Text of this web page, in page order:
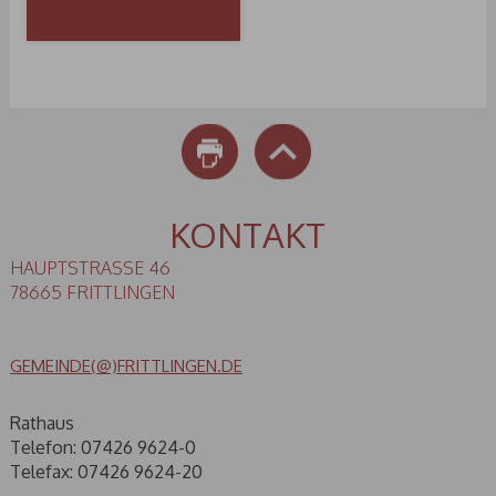
NACH OBEN
KONTAKT
HAUPTSTRASSE 46
78665 FRITTLINGEN
GEMEINDE(@)FRITTLINGEN.DE
Rathaus
Telefon: 07426 9624-0
Telefax: 07426 9624-20